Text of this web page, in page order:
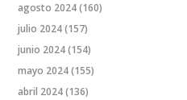
agosto 2024(160)
julio 2024(157)
junio 2024(154)
mayo 2024(155)
abril 2024(136)